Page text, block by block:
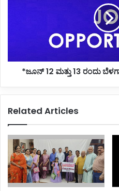
*ಜೂನ್ 12 ಮತ್ತು 13 ರಂದು
Related Articles